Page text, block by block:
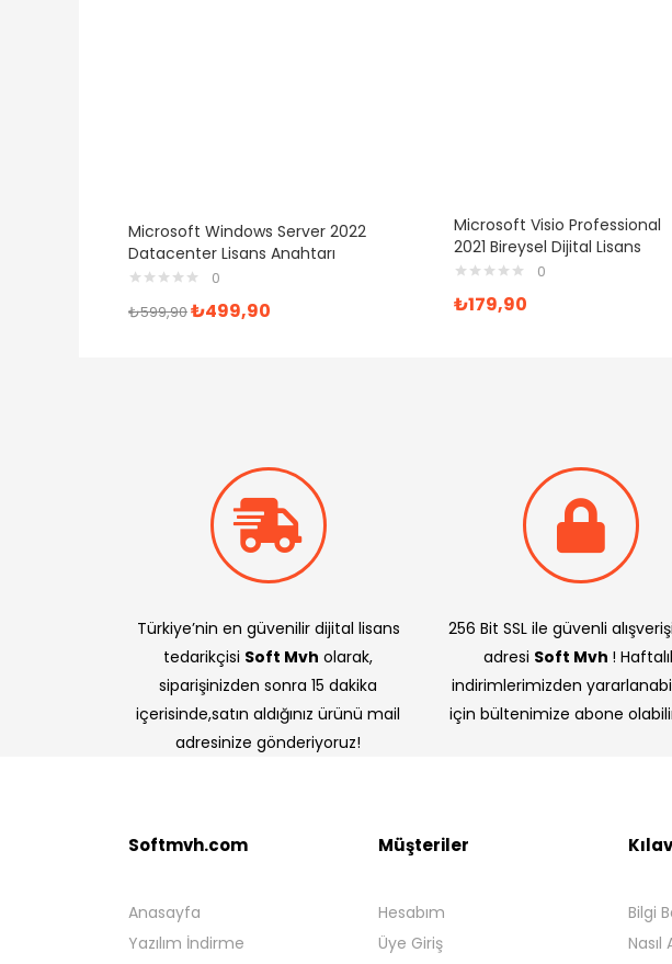
Microsoft Windows Server 2022
Datacenter Lisans Anahtarı
0
₺599,90₺499,90
Microsoft Visio Professional
2021 Bireysel Dijital Lisans
0
₺179,90
Türkiye’nin en güvenilir dijital lisans
tedarikçisi Soft Mvh olarak,
siparişinizden sonra 15 dakika
içerisinde,satın aldığınız ürünü mail
adresinize gönderiyoruz!
256 Bit SSL ile güvenli
adresi Soft Mvh !
indirimlerimizden
için bültenimize abone
Softmvh.com
Anasayfa
Yazılım İndirme
Müşteriler
Hesabım
Üye Giriş
Bilgi
Nasıl